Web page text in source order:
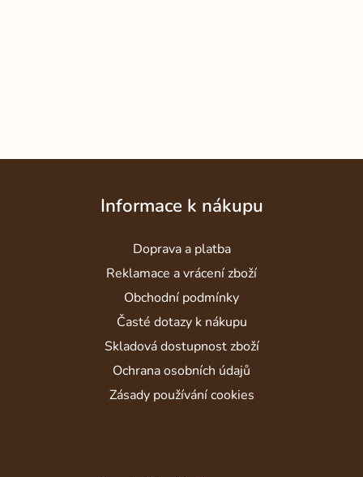
Informace k nákupu
Doprava a platba
Reklamace a vrácení zboží
Obchodní podmínky
Časté dotazy k nákupu
Skladová dostupnost zboží
Ochrana osobních údajů
Zásady používání cookies